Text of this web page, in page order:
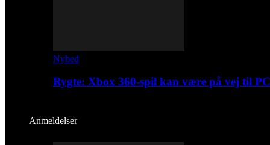
Nyhed
Rygte: Xbox 360-spil kan være på vej til PC
Anmeldelser